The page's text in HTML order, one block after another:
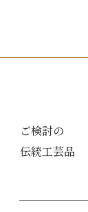
ご検討の
伝統工芸品